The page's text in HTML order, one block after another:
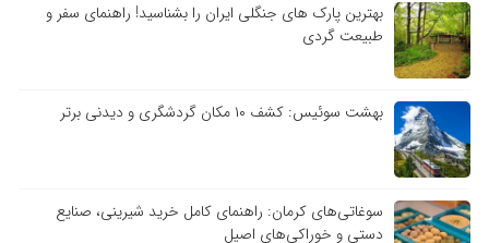
بهترین پارک های جنگلی ایران را بشناسید! راهنمای سفر و
طبیعت گردی
بهشت سوئیس: کشف ۱۰ مکان گردشگری و دیدنی برتر
سوغاتی‌های کرمان: راهنمای کامل خرید شیرینی، صنایع
دستی و خوراکی‌های اصیل